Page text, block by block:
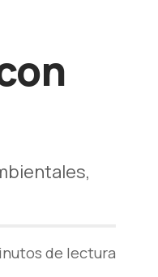
de lectura